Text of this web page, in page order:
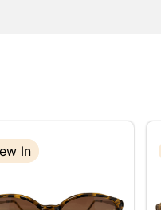
In
In